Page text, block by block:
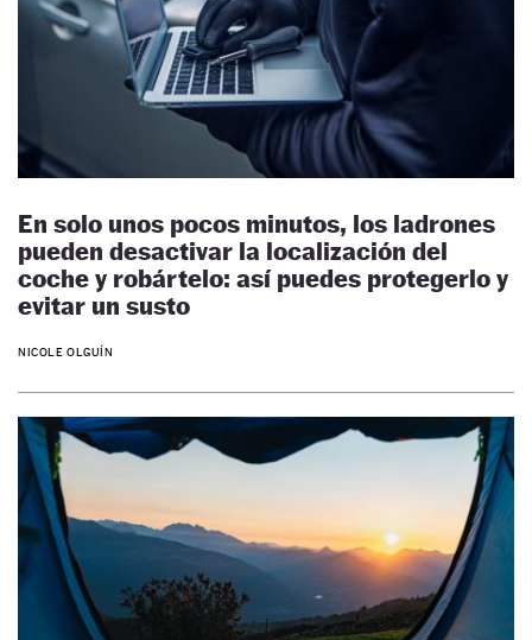
En solo unos pocos minutos, los ladrones
pueden desactivar la localización del
coche y robártelo: así puedes protegerlo y
evitar un susto
NICOLE OLGUÍN